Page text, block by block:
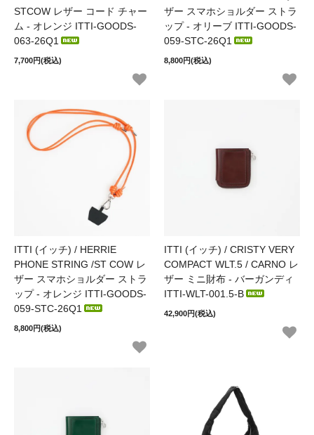
STCOW レザー コード チャー
ム - オレンジ ITTI-GOODS-
063-26Q1
7,700円(税込)
ザー スマホショルダー ストラ
ップ - オリーブ ITTI-GOODS-
059-STC-26Q1
8,800円(税込)
ITTI (イッチ) / HERRIE
PHONE STRING /ST COW レ
ザー スマホショルダー ストラ
ップ - オレンジ ITTI-GOODS-
059-STC-26Q1
8,800円(税込)
ITTI (イッチ) / CRISTY VERY
COMPACT WLT.5 / CARNO レ
ザー ミニ財布 - バーガンディ
ITTI-WLT-001.5-B
42,900円(税込)